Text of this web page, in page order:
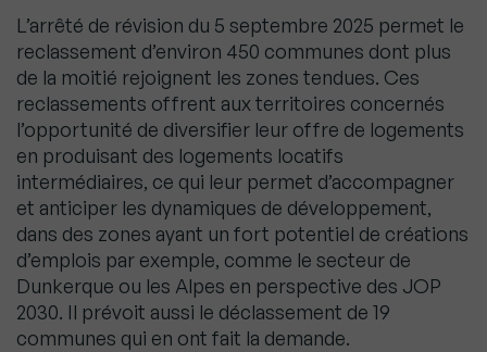
L’arrêté de révision du 5 septembre 2025 permet le
reclassement d’environ 450 communes dont plus
de la moitié rejoignent les zones tendues. Ces
reclassements offrent aux territoires concernés
l’opportunité de diversifier leur offre de logements
en produisant des logements locatifs
intermédiaires, ce qui leur permet d’accompagner
et anticiper les dynamiques de développement,
dans des zones ayant un fort potentiel de créations
d’emplois par exemple, comme le secteur de
Dunkerque ou les Alpes en perspective des JOP
2030. Il prévoit aussi le déclassement de 19
communes qui en ont fait la demande.